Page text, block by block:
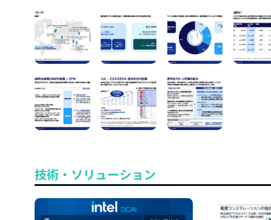
技術・ソリューション